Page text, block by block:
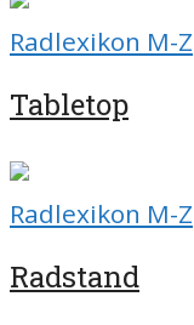
Radlexikon M-Z
Tabletop
Radlexikon M-Z
Radstand